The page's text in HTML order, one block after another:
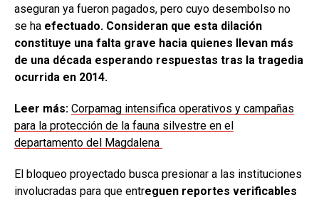
aseguran ya fueron pagados, pero cuyo desembolso no
se ha efectuado. Consideran que esta dilación
constituye una falta grave hacia quienes llevan más
de una década esperando respuestas tras la tragedia
ocurrida en 2014.
Leer más: Corpamag intensifica operativos y campañas
para la protección de la fauna silvestre en el
departamento del Magdalena
El bloqueo proyectado busca presionar a las instituciones
involucradas para que entreguen reportes verificables